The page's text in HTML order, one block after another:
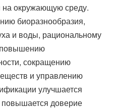
на окружающую среду.
биоразнообразия,
и воды, рациональному
повышению
сокращению
и управлению
улучшается
повышается доверие